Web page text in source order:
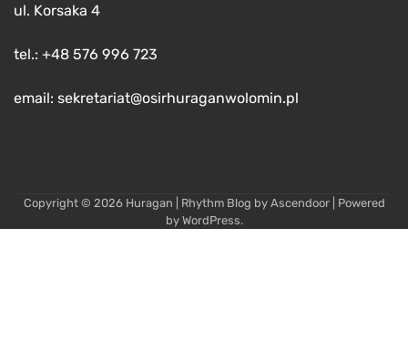
ul. Korsaka 4
tel.: +48 576 996 723
email: sekretariat@osirhuraganwolomin.pl
Copyright © 2026 Huragan | Rhythm Blog by Ascendoor| Powered
by WordPress.